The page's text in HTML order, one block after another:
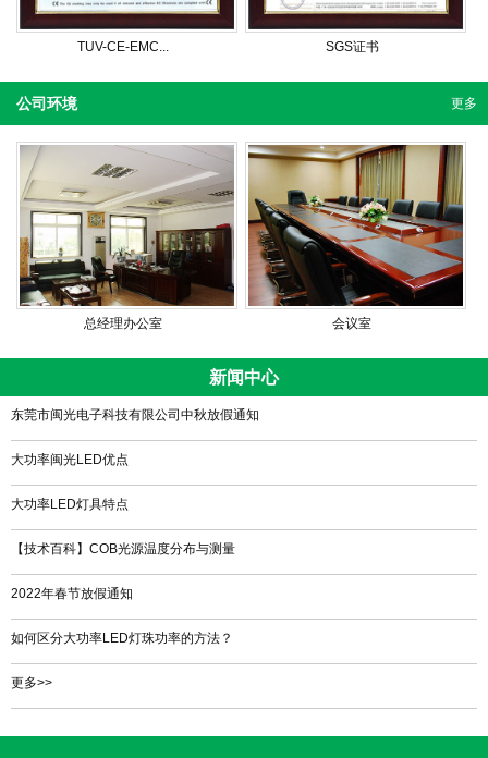
TUV-CE-EMC... SGS证书
更多
公司环境
总经理办公室 会议室
新闻中心
东莞市闽光电子科技有限公司中秋放假通知
大功率闽光LED优点
大功率LED灯具特点
【技术百科】COB光源温度分布与测量
2022年春节放假通知
如何区分大功率LED灯珠功率的方法？
更多>>